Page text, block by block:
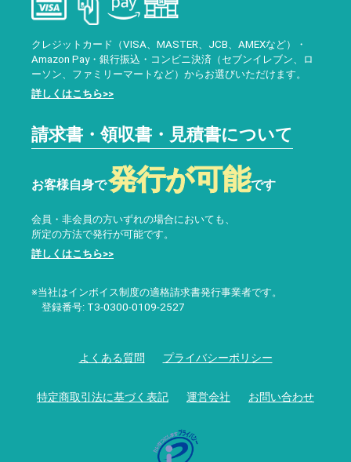
クレジットカード（VISA、MASTER、JCB、AMEXなど）・
Amazon Pay・銀行振込・コンビニ決済（セブンイレブン、ロ
ーソン、ファミリーマートなど）からお選びいただけます。
詳しくはこちら>>
請求書・領収書・見積書について
お客様自身で発行が可能です
会員・非会員の方いずれの場合においても、
所定の方法で発行が可能です。
詳しくはこちら>>
※当社はインボイス制度の適格請求書発行事業者です。
登録番号: T3-0300-0109-2527
よくある質問 プライバシーポリシー
特定商取引法に基づく表記 運営会社 お問い合わせ